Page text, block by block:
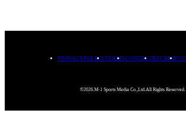
PRIVACYPOLICYTERMSCONTACTRECRUIT
©2026.M-1 Sports Media Co.,Ltd.All Rights Reserved.